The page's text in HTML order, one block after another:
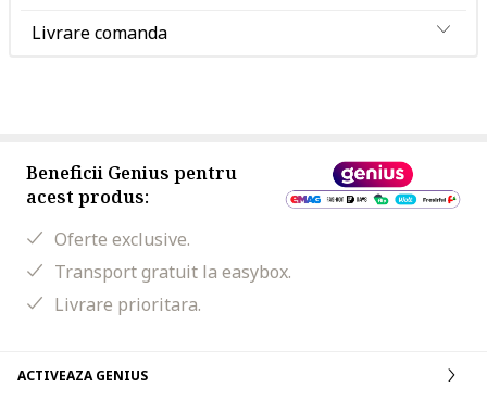
Livrare comanda
Beneficii Genius pentru
acest produs:
Oferte exclusive.
Transport gratuit la easybox.
Livrare prioritara.
ACTIVEAZA GENIUS